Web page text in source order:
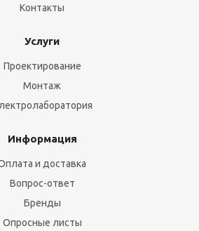
Контакты
Услуги
Проектирование
Монтаж
Информация
и доставка
Вопрос-ответ
Бренды
Опросные листы